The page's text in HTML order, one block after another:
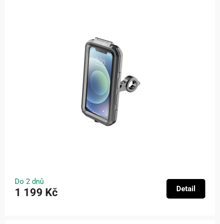
Do 2 dnů
1 199 Kč Detail